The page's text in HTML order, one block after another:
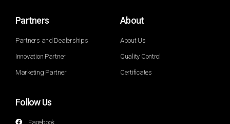
Partners
Partners and Dealerships
Innovation Partner
Marketing Partner
About
About Us
Quality Control
Certificates
Follow Us
Facebook